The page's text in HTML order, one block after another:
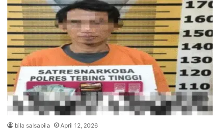
bila salsabila April 12, 2026